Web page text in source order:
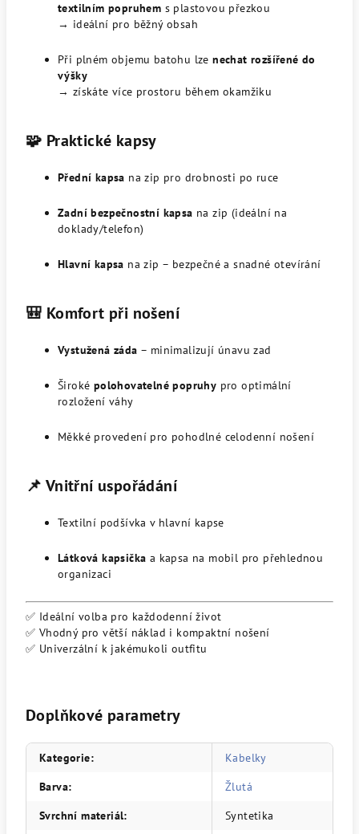
textilním popruhem s plastovou přezkou
→ ideální pro běžný obsah
Při plném objemu batohu lzenechat rozšířené do
výšky
→ získáte více prostoru během okamžiku
🧩 Praktické kapsy
Přední kapsa na zip pro drobnosti po ruce
Zadní bezpečnostní kapsa na zip (ideální na
doklady/telefon)
Hlavní kapsa na zip – bezpečné a snadné otevírání
🎒 Komfort při nošení
Vystužená záda – minimalizují únavu zad
Široké polohovatelné popruhy pro optimální
rozložení váhy
Měkké provedení pro pohodlné celodenní nošení
📌 Vnitřní uspořádání
Textilní podšívka v hlavní kapse
Látková kapsička a kapsa na mobil pro přehlednou
organizaci
✅ Ideální volba pro každodenní život
✅ Vhodný pro větší náklad i kompaktní nošení
✅ Univerzální k jakémukoli outfitu
Doplňkové parametry
Kategorie:
Kabelky
Barva:
Žlutá
Svrchní materiál: Syntetika